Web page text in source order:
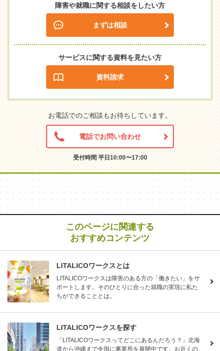
障害や就職に関する相談をしたい方
まずは相談
サービスに関する資料を見たい方
資料請求
お電話でのご相談もお待ちしています。
電話でお問い合わせ
受付時間 平日10:00〜17:00
このページに関連する
おすすめコンテンツ
LITALICOワークスとは
LITALICOワークスは障害のある方の「働きたい」をサ
ポートします。そのひとりに合った就職の実現に私た
ちができることとは。
LITALICOワークスを探す
「LITALICOワークスってどこにあるんだろう？」北海
道から沖縄まで全国に事業所を展開中です。お近くの